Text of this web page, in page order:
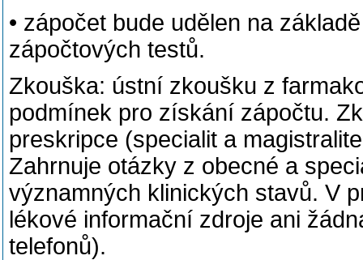
• zápočet bude udělen na
zápočtových testů.
Zkouška: ústní zkoušku z
podmínek pro získání zápočtu.
preskripce (specialit a
Zahrnuje otázky z obecné a
významných klinických stavů. V
lékové informační zdroje ani
telefonů).